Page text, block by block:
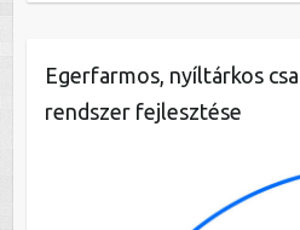
Egerfarmos, nyíltárkos
rendszer fejlesztése